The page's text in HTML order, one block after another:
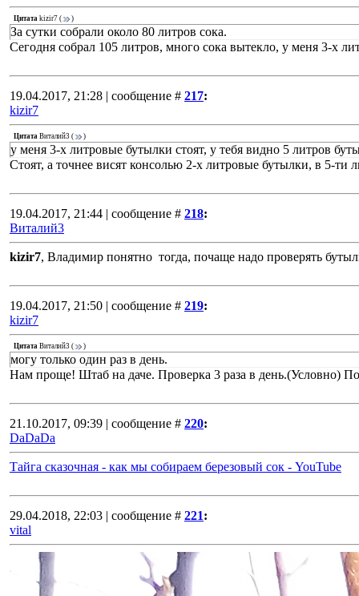
Цитата kizir7 ( )
За сутки собрали около 80 литров сока.
Сегодня собрал 105 литров, много сока вытекло, у меня 3-х
19.04.2017, 21:28 | сообщение # 217:
kizir7
Цитата Виталий3 ( )
у меня 3-х литровые бутылки стоят, у тебя видно 5 литров
Стоят, а точнее висят консолью 2-х литровые бутылки, в 5-ти
19.04.2017, 21:44 | сообщение # 218:
Виталий3
kizir7, Владимир понятно тогда, почаще надо проверять
19.04.2017, 21:50 | сообщение # 219:
kizir7
Цитата Виталий3 ( )
могу только один раз в день.
Нам проще! Штаб на даче. Проверка 3 раза в день.(Условно)
21.10.2017, 09:39 | сообщение # 220:
DaDaDa
Тайга сказочная - как мы собираем березовый сок - YouTube
29.04.2018, 22:03 | сообщение # 221:
vital